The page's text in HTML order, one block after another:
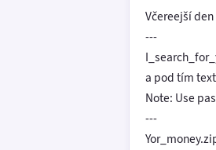
Včereejší
---
a pod tím text
Note: Use
---